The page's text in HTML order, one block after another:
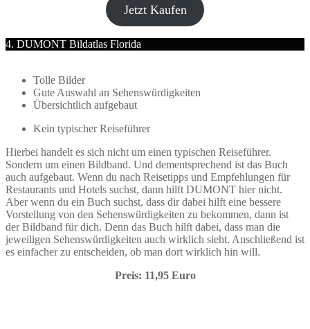
Jetzt Kaufen
4. DUMONT Bildatlas Florida
Tolle Bilder
Gute Auswahl an Sehenswürdigkeiten
Übersichtlich aufgebaut
Kein typischer Reiseführer
Hierbei handelt es sich nicht um einen typischen Reiseführer.
Sondern um einen Bildband. Und dementsprechend ist das Buch
auch aufgebaut. Wenn du nach Reisetipps und Empfehlungen für
Restaurants und Hotels suchst, dann hilft DUMONT hier nicht.
Aber wenn du ein Buch suchst, dass dir dabei hilft eine bessere
Vorstellung von den Sehenswürdigkeiten zu bekommen, dann ist
der Bildband für dich. Denn das Buch hilft dabei, dass man die
jeweiligen Sehenswürdigkeiten auch wirklich sieht. Anschließend ist
es einfacher zu entscheiden, ob man dort wirklich hin will.
Preis: 11,95 Euro